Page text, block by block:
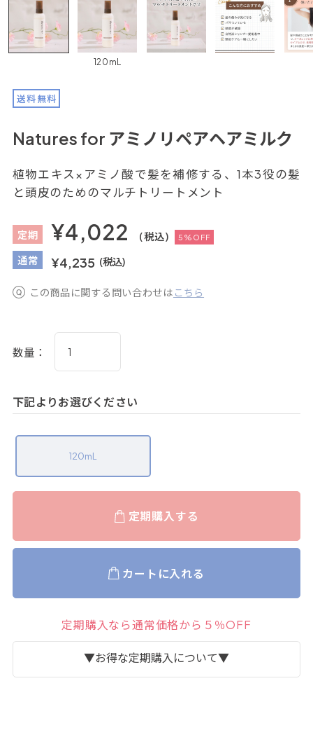
120mL
送料無料
Natures for アミノリペアヘアミルク
植物エキス×アミノ酸で髪を補修する、1本3役の髪
と頭皮のためのマルチトリートメント
定期 ¥4,022 (税込) 5%OFF
通常 ¥4,235 (税込)
この商品に関する問い合わせは こちら
数量：
下記よりお選びください
120mL
定期購入する
カートに入れる
定期購入なら通常価格から５％OFF
▼お得な定期購入について▼